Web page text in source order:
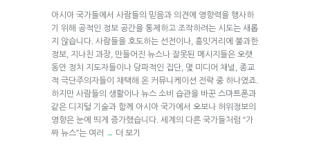
아시아 국가들에서 사람들의 믿음과 의견에 영향력을 행사하
기 위해 공적인 정보 공간을 통제하고 조작하려는 시도는 새롭
지 않습니다. 사람들을 호도하는 선전이나, 흥밋거리에 불과한
정보, 지나친 과장, 만들어진 뉴스나 잘못된 메시지들은 오랫
동안 정치 지도자들이나 당파적인 집단, 몇 미디어 채널, 종교
적 극단주의자들이 채택해 온 커뮤니케이션 전략 중 하나였죠.
하지만 사람들의 생활이나 뉴스 소비 습관을 바꾼 스마트폰과
같은 디지털 기술과 함께 아시아 국가에서 오보나 허위정보의
영향은 눈에 띄게 증가했습니다. 세계의 다른 국가들처럼 “가
짜 뉴스”는 여러 → 더 보기